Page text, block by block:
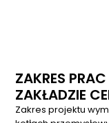
ZAKRES
ZAKŁADZIE
Zakres projektu